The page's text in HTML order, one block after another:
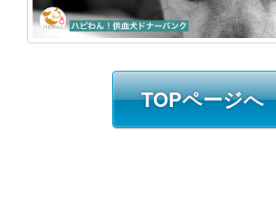
TOPページへ